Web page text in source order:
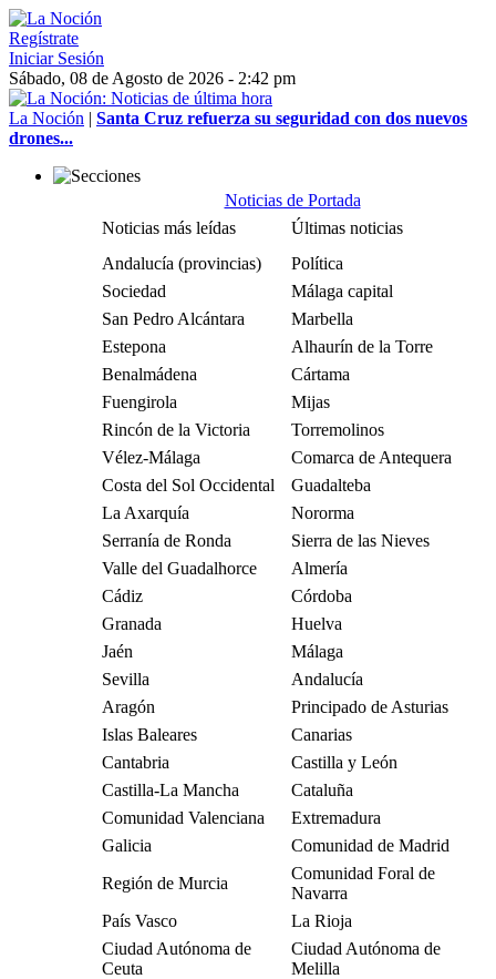
Regístrate
Iniciar Sesión
Sábado, 08 de Agosto de 2026 - 2:42 pm
La Noción | Santa Cruz refuerza su seguridad con dos nuevos
drones...
Noticias de Portada
Noticias más leídas
Últimas noticias
Andalucía (provincias)
Política
Sociedad
Málaga capital
San Pedro Alcántara
Marbella
Estepona
Alhaurín de la Torre
Benalmádena
Cártama
Fuengirola
Mijas
Rincón de la Victoria
Torremolinos
Vélez-Málaga
Comarca de Antequera
Costa del Sol Occidental
Guadalteba
La Axarquía
Nororma
Serranía de Ronda
Sierra de las Nieves
Valle del Guadalhorce
Almería
Cádiz
Córdoba
Granada
Huelva
Jaén
Málaga
Sevilla
Andalucía
Aragón
Principado de Asturias
Islas Baleares
Canarias
Cantabria
Castilla y León
Castilla-La Mancha
Cataluña
Comunidad Valenciana
Extremadura
Galicia
Comunidad de Madrid
Región de Murcia
Comunidad Foral de
Navarra
País Vasco
La Rioja
Ciudad Autónoma de
Ceuta
Ciudad Autónoma de
Melilla